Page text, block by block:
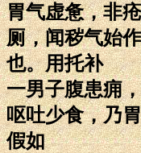
胃气虚惫，非
厕，闻秽气始
也。用托补
一男子腹患痈
呕吐少食，乃
假如